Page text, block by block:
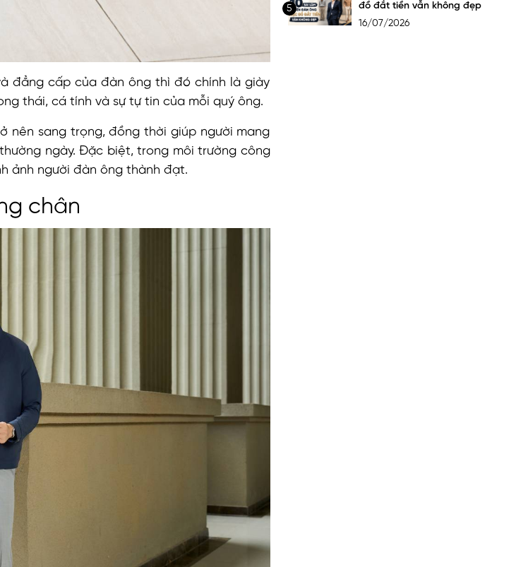
đẳng cấp của đàn ông thì đó chính là giày
thái, cá tính và sự tự tin của mỗi quý ông.
nên sang trọng, đồng thời giúp người mang
ngày. Đặc biệt, trong môi trường công
ảnh người đàn ông thành đạt.
chân
5
đồ đắt tiền vẫn không đẹp
16/07/2026